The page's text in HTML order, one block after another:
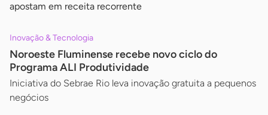
apostam em receita recorrente
Inovação & Tecnologia
Noroeste Fluminense recebe novo ciclo do
Programa ALI Produtividade
Iniciativa do Sebrae Rio leva inovação gratuita a pequenos
negócios